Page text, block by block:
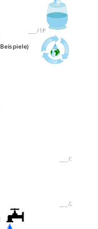
/1P
Beispiele)
/3P
/2P